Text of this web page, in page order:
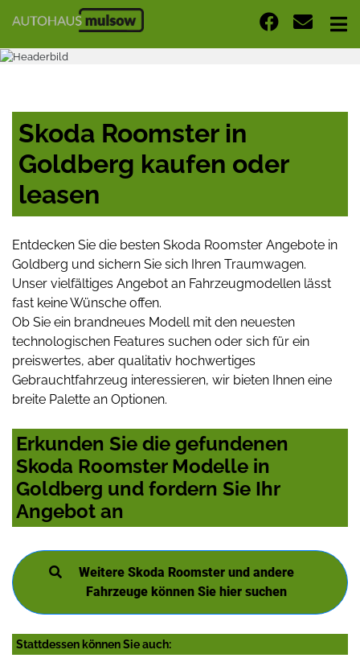
Skoda Roomster in
Goldberg kaufen oder
leasen
Entdecken Sie die besten Skoda Roomster Angebote in
Goldberg und sichern Sie sich Ihren Traumwagen.
Unser vielfältiges Angebot an Fahrzeugmodellen lässt
fast keine Wünsche offen.
Ob Sie ein brandneues Modell mit den neuesten
technologischen Features suchen oder sich für ein
preiswertes, aber qualitativ hochwertiges
Gebrauchtfahrzeug interessieren, wir bieten Ihnen eine
breite Palette an Optionen.
Erkunden Sie die gefundenen
Skoda Roomster Modelle in
Goldberg und fordern Sie Ihr
Angebot an
Weitere Skoda Roomster und andere
Fahrzeuge können Sie hier suchen
Stattdessen können Sie auch: